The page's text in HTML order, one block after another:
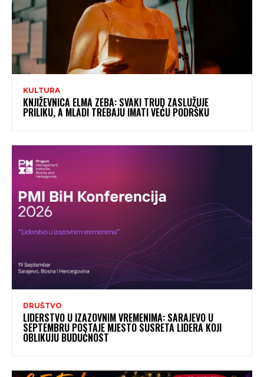
KULTURA
KNJIŽEVNICA ELMA ZEBA: SVAKI TRUD ZASLUŽUJE
PRILIKU, A MLADI TREBAJU IMATI VEĆU PODRŠKU
DRUŠTVO
LIDERSTVO U IZAZOVNIM VREMENIMA: SARAJEVO U
SEPTEMBRU POSTAJE MJESTO SUSRETA LIDERA KOJI
OBLIKUJU BUDUĆNOST